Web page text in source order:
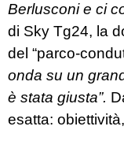
Berlusconi e ci
di Sky Tg24, la
del “parco-
onda su un
è stata giusta”.
esatta: